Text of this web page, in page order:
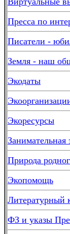
Пресса по
Писатели -
Земля - наш
Экодаты
Экоресурсы
Занимательная
Природа
Экопомощь
Литературный
ФЗ и указы